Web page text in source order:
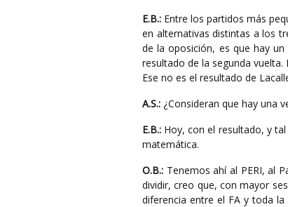
E.B.: Entre los partidos más
en alternativas distintas a los
de la oposición, es que hay
resultado de la segunda
Ese no es el resultado de
A.S.: ¿Consideran que hay una
E.B.: Hoy, con el resultado, y
matemática.
O.B.: Tenemos ahí al PERI, al
dividir, creo que, con mayor
diferencia entre el FA y toda la